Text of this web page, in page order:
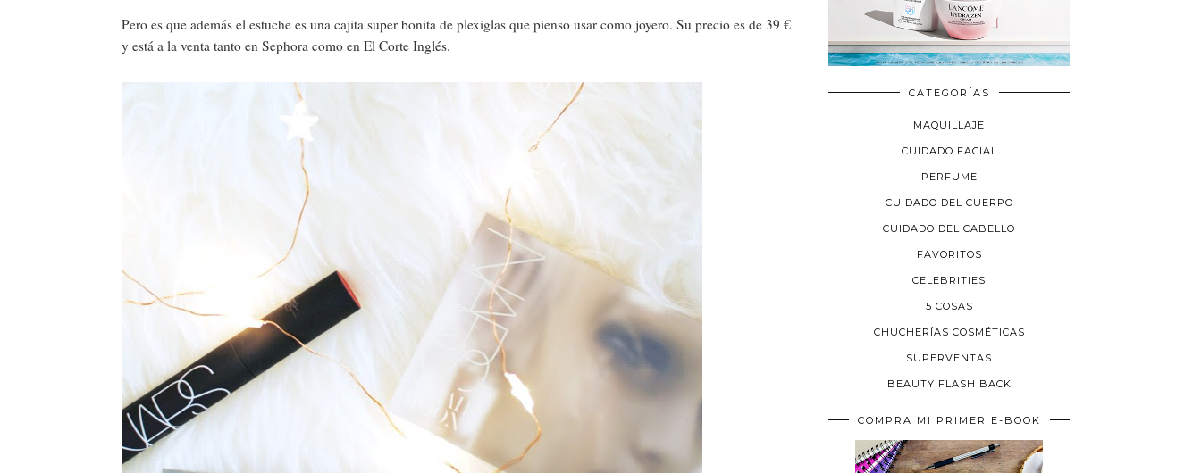
Pero es que además el estuche es una cajita super bonita de plexiglas que pienso usar como joyero. Su precio es de 39 €
y está a la venta tanto en Sephora como en El Corte Inglés.
CATEGORÍAS
MAQUILLAJE
CUIDADO FACIAL
PERFUME
CUIDADO DEL CUERPO
CUIDADO DEL CABELLO
FAVORITOS
CELEBRITIES
5 COSAS
CHUCHERÍAS COSMÉTICAS
SUPERVENTAS
BEAUTY FLASH BACK
COMPRA MI PRIMER E-BOOK